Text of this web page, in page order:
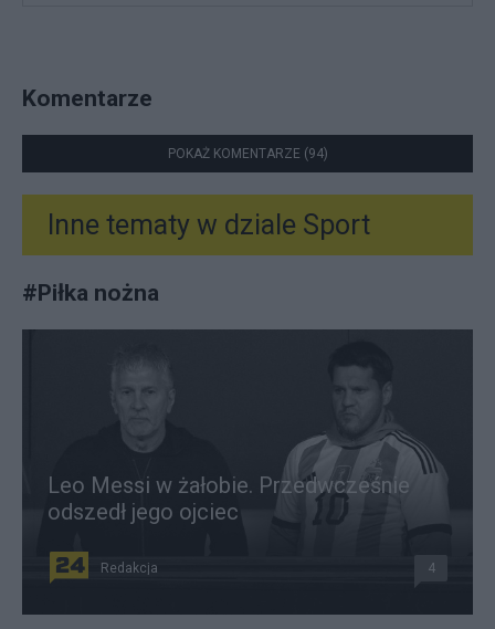
Komentarze
POKAŻ KOMENTARZE (94)
Inne tematy w dziale Sport
#Piłka nożna
Leo Messi w żałobie. Przedwcześnie
odszedł jego ojciec
Redakcja 4